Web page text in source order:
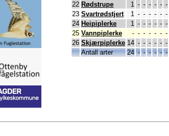
22 Rødstrupe 1 - - - - - -
23 Svartrødstjert 1 - - - - - -
24 Heipiplerke 1 - - - - - -
25 Vannpiplerke - - - - - - -
26 Skjærpiplerke 14 - - - - - -
Antall arter
24 - - - - - -